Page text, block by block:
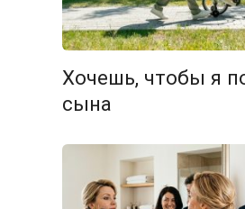
Хочешь, чтобы я
сына